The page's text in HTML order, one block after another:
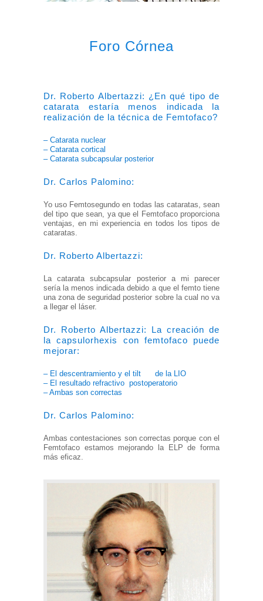
Foro Córnea
Dr. Roberto Albertazzi: ¿En qué tipo de
catarata estaría menos indicada la
realización de la técnica de Femtofaco?
– Catarata nuclear
– Catarata cortical
– Catarata subcapsular posterior
Dr. Carlos Palomino:
Yo uso Femtosegundo en todas las cataratas, sean
del tipo que sean, ya que el Femtofaco proporciona
ventajas, en mi experiencia en todos los tipos de
cataratas.
Dr. Roberto Albertazzi:
La catarata subcapsular posterior a mi parecer
sería la menos indicada debido a que el femto tiene
una zona de seguridad posterior sobre la cual no va
a llegar el láser.
Dr. Roberto Albertazzi: La creación de
la capsulorhexis con femtofaco puede
mejorar:
– El descentramiento y el tilt de la LIO
– El resultado refractivo postoperatorio
– Ambas son correctas
Dr. Carlos Palomino:
Ambas contestaciones son correctas porque con el
Femtofaco estamos mejorando la ELP de forma
más eficaz.